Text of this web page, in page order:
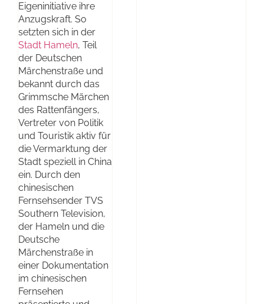
Eigeninitiative ihre
Anzugskraft. So
setzten sich in der
Stadt Hameln, Teil
der Deutschen
Märchenstraße und
bekannt durch das
Grimmsche Märchen
des Rattenfängers,
Vertreter von Politik
und Touristik aktiv für
die Vermarktung der
Stadt speziell in China
ein. Durch den
chinesischen
Fernsehsender TVS
Southern Television,
der Hameln und die
Deutsche
Märchenstraße in
einer Dokumentation
im chinesischen
Fernsehen